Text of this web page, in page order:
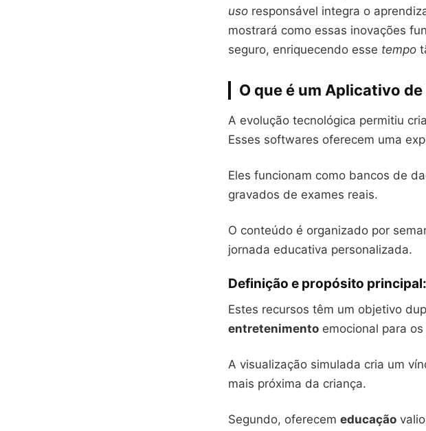
uso responsável integra o
mostrará como essas inovações
seguro, enriquecendo esse tempo
O que é um Aplicativo
A evolução tecnológica permitiu
Esses softwares oferecem uma
Eles funcionam como bancos de
gravados de exames reais.
O conteúdo é organizado por
jornada educativa personalizada.
Definição e propósito
Estes recursos têm um objetivo
entretenimento emocional para os
A visualização simulada cria um
mais próxima da criança.
Segundo, oferecem educação